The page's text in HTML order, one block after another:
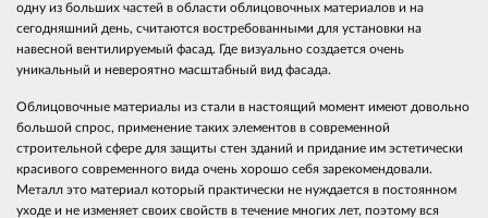
одну из больших частей в области облицовочных материалов и на
сегодняшний день, считаются востребованными для установки на
навесной вентилируемый фасад. Где визуально создается очень
уникальный и невероятно масштабный вид фасада.
Облицовочные материалы из стали в настоящий момент имеют довольно
большой спрос, применение таких элементов в современной
строительной сфере для защиты стен зданий и придание им эстетически
красивого современного вида очень хорошо себя зарекомендовали.
Металл это материал который практически не нуждается в постоянном
уходе и не изменяет своих свойств в течение многих лет, поэтому вся